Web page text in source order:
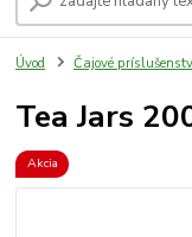
Úvod Čajové
Tea Jars
Akcia